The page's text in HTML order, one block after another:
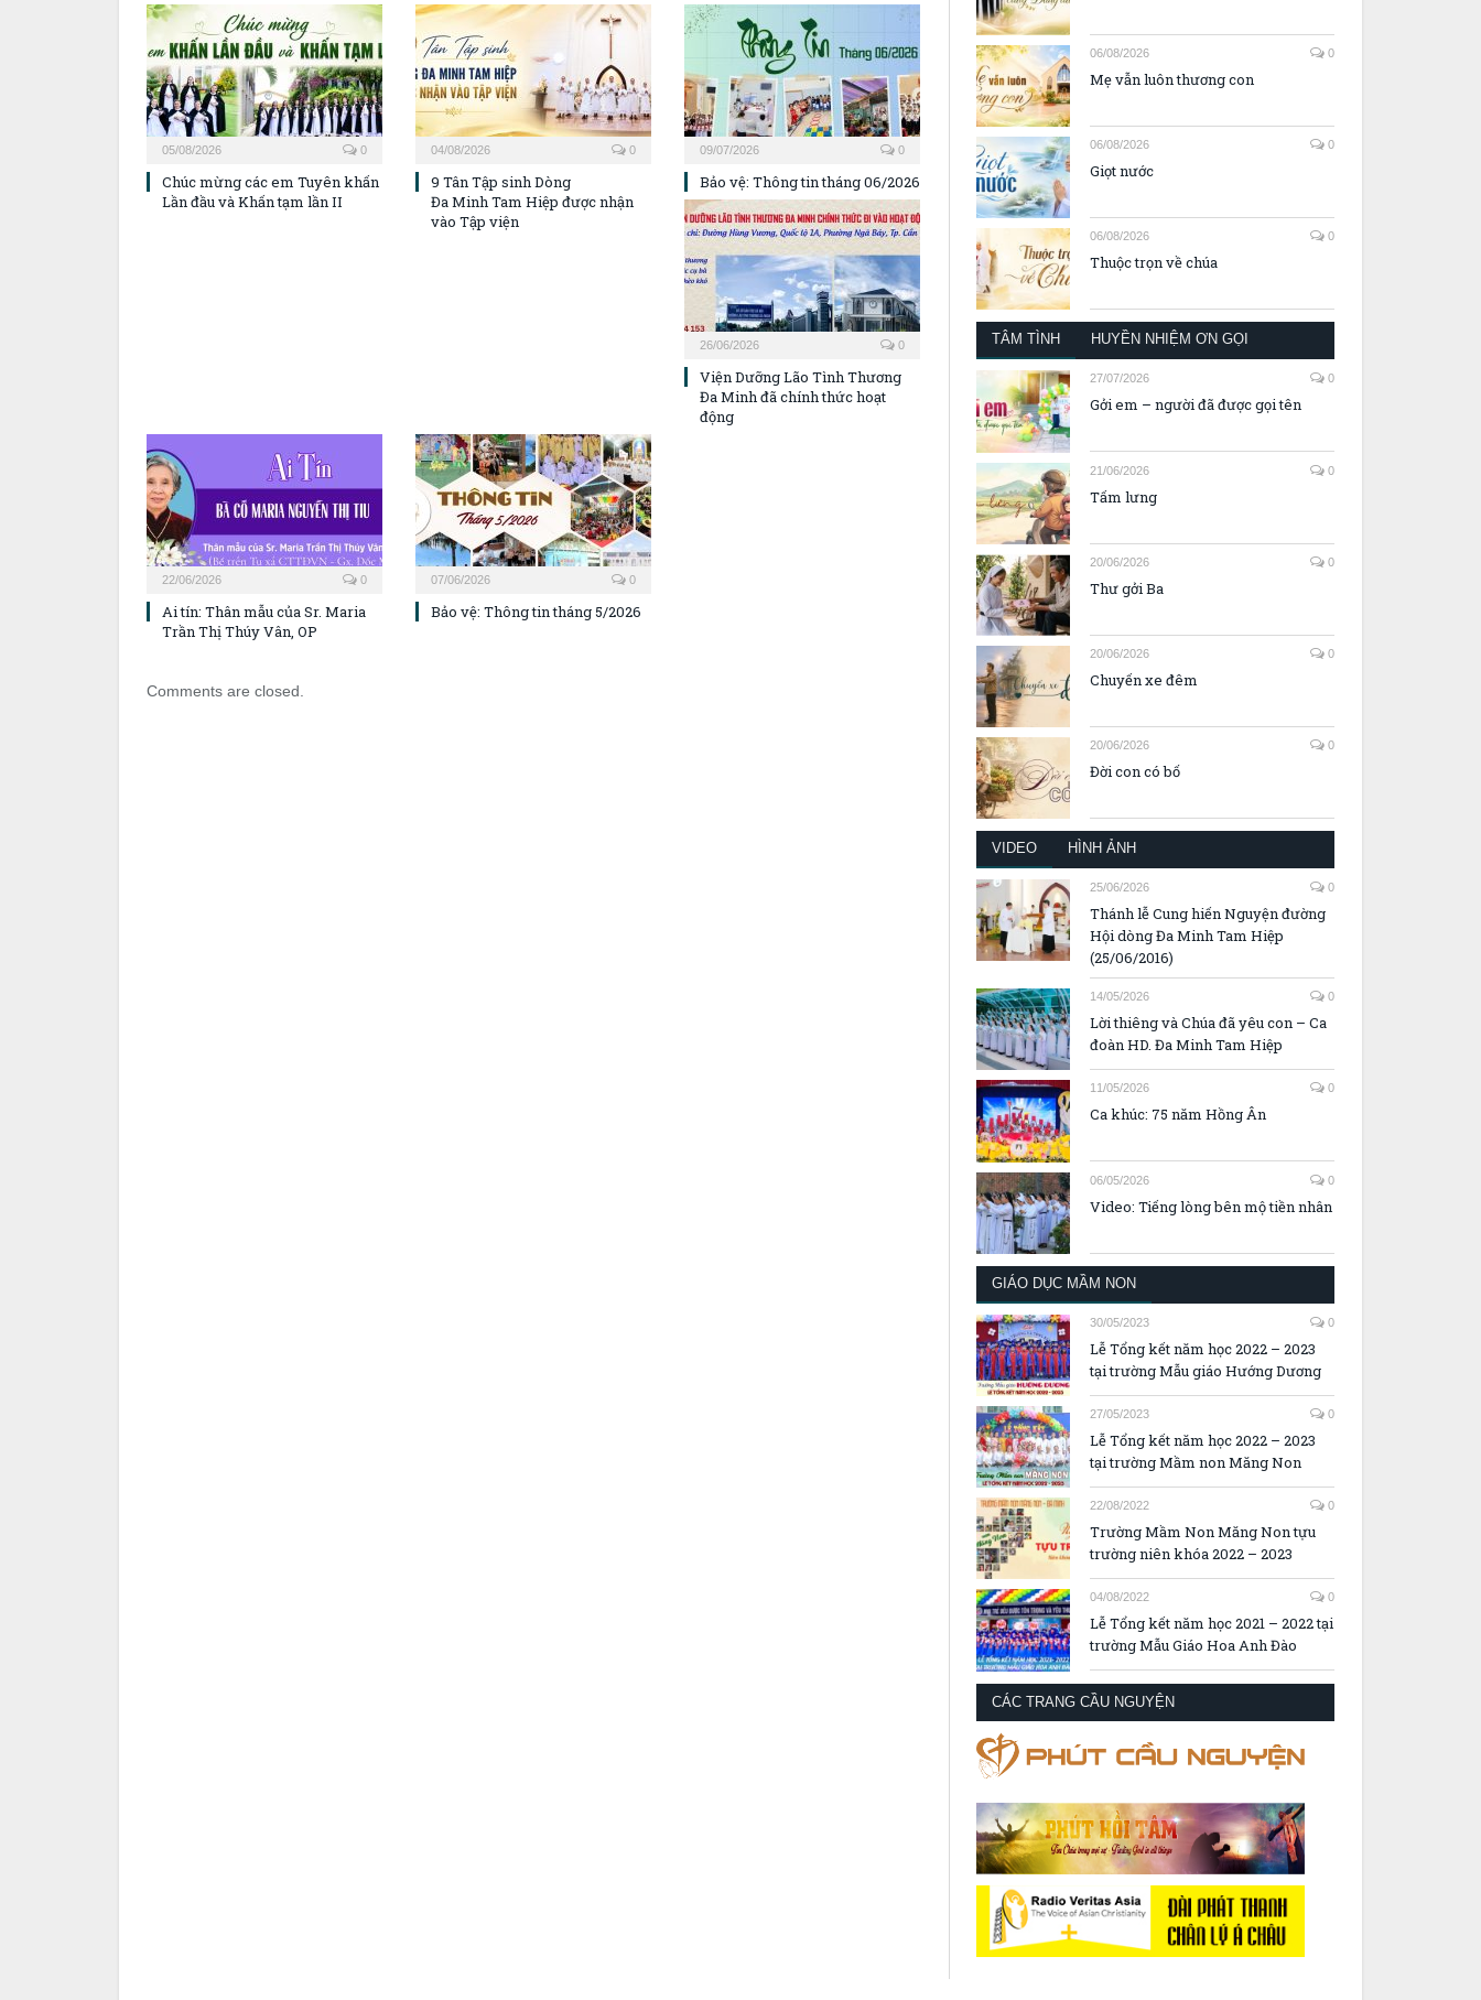
05/08/2026 0
Chúc mừng các em Tuyên khấn
Lần đầu và Khấn tạm lần II
04/08/2026 0
9 Tân Tập sinh Dòng
Đa Minh Tam Hiệp được nhận
vào Tập viện
09/07/2026 0
Bảo vệ: Thông tin tháng 06/2026
26/06/2026 0
Viện Dưỡng Lão Tình Thương
Đa Minh đã chính thức hoạt
động
22/06/2026 0
Ai tín: Thân mẫu của Sr. Maria
Trần Thị Thúy Vân, OP
07/06/2026 0
Bảo vệ: Thông tin tháng 5/2026
Comments are closed.
06/08/2026 0
Mẹ vẫn luôn thương con
06/08/2026 0
Giọt nước
06/08/2026 0
Thuộc trọn về chúa
TÂM TÌNH HUYỀN NHIỆM ƠN GỌI
27/07/2026 0
Gởi em – người đã được gọi tên
21/06/2026 0
Tấm lưng
20/06/2026 0
Thư gởi Ba
20/06/2026 0
Chuyến xe đêm
20/06/2026 0
Đời con có bố
VIDEO HÌNH ẢNH
25/06/2026 0
Thánh lễ Cung hiến Nguyện đường
Hội dòng Đa Minh Tam Hiệp
(25/06/2016)
14/05/2026 0
Lời thiêng và Chúa đã yêu con – Ca
đoàn HD. Đa Minh Tam Hiệp
11/05/2026 0
Ca khúc: 75 năm Hồng Ân
06/05/2026 0
Video: Tiếng lòng bên mộ tiền nhân
GIÁO DỤC MẦM NON
30/05/2023 0
Lễ Tổng kết năm học 2022 – 2023
tại trường Mẫu giáo Hướng Dương
27/05/2023 0
Lễ Tổng kết năm học 2022 – 2023
tại trường Mầm non Măng Non
22/08/2022 0
Trường Mầm Non Măng Non tựu
trường niên khóa 2022 – 2023
04/08/2022 0
Lễ Tổng kết năm học 2021 – 2022 tại
trường Mẫu Giáo Hoa Anh Đào
CÁC TRANG CẦU NGUYỆN